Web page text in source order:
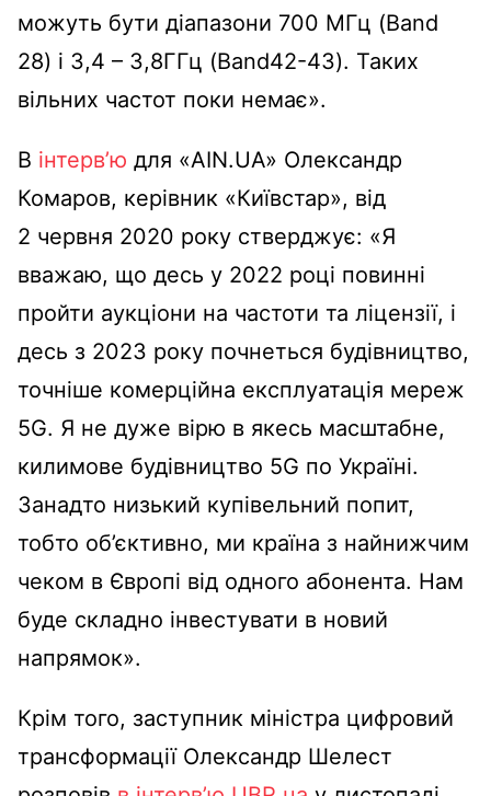
можуть бути діапазони 700 МГц (Band
28) і 3,4 – 3,8ГГц (Band42-43). Таких
вільних частот поки немає».
В інтерв’ю для «AIN.UA» Олександр
Комаров, керівник «Київстар», від
2 червня 2020 року стверджує: «Я
вважаю, що десь у 2022 році повинні
пройти аукціони на частоти та ліцензії, і
десь з 2023 року почнеться будівництво,
точніше комерційна експлуатація мереж
5G. Я не дуже вірю в якесь масштабне,
килимове будівництво 5G по Україні.
Занадто низький купівельний попит,
тобто об’єктивно, ми країна з найнижчим
чеком в Європі від одного абонента. Нам
буде складно інвестувати в новий
напрямок».
Крім того, заступник міністра цифровий
трансформації Олександр Шелест